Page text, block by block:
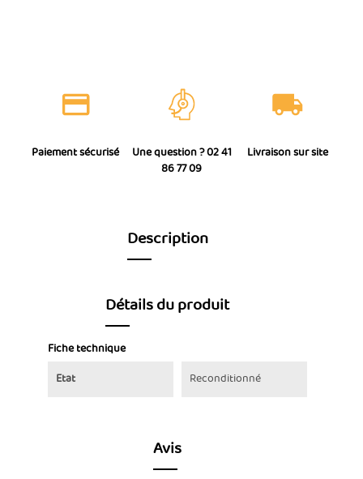
Paiement sécurisé
Une question ? 02 41
86 77 09
Livraison sur site
Description
Détails du produit
Fiche technique
Etat
Reconditionné
Avis